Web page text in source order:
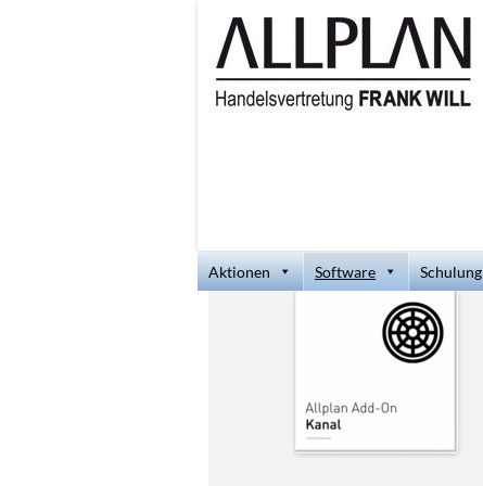
Aktionen Software Schulung